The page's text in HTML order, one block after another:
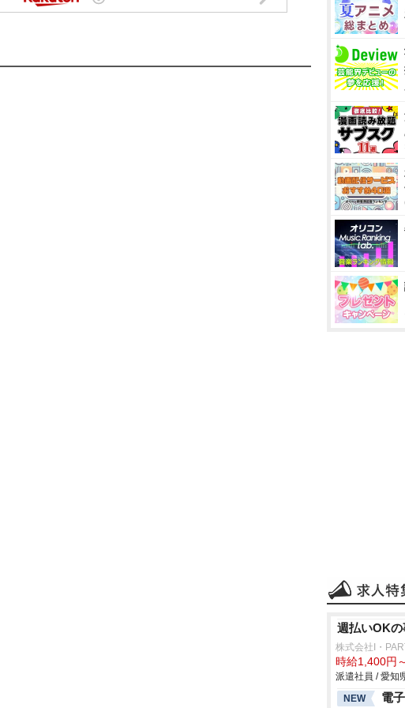
週払いOK
株式会社I・
時給1,400円～
派遣社員 / 愛知
NEW
電